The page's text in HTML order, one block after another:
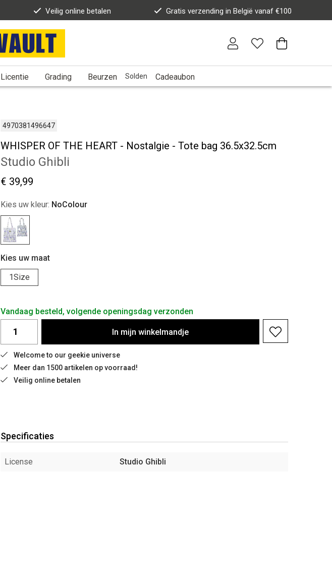
Veilig online betalen Gratis verzending in België vanaf €100
Licentie Grading Beurzen Solden Cadeaubon
4970381496647
WHISPER OF THE HEART - Nostalgie - Tote bag 36.5x32.5cm
Studio Ghibli
€ 39,99
Kies uw kleur: NoColour
Kies uw maat
1Size
Vandaag besteld, volgende openingsdag verzonden
In mijn winkelmandje
Welcome to our geekie universe
Meer dan 1500 artikelen op voorraad!
Veilig online betalen
Specificaties
License Studio Ghibli